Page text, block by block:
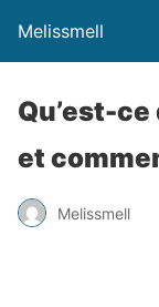
Melissmell
Qu’est-
et
Melissmell